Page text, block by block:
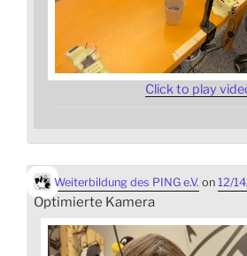
Click to play
Weiterbildung des PING e.V. on 12/
Optimierte Kamera